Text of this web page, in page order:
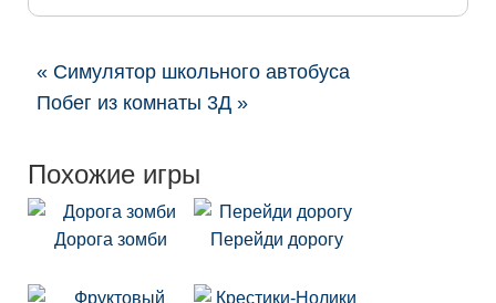
« Симулятор школьного автобуса
Побег из комнаты 3Д »
Похожие игры
Дорога зомби Перейди дорогу